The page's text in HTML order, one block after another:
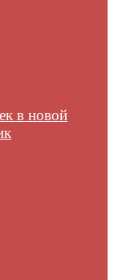
в новой